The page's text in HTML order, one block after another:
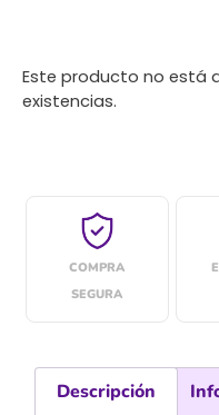
Este producto no está
existencias.
COMPRA
SEGURA
Descripción